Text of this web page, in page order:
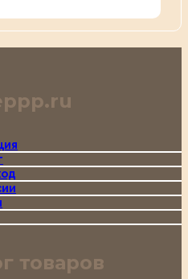
товаров